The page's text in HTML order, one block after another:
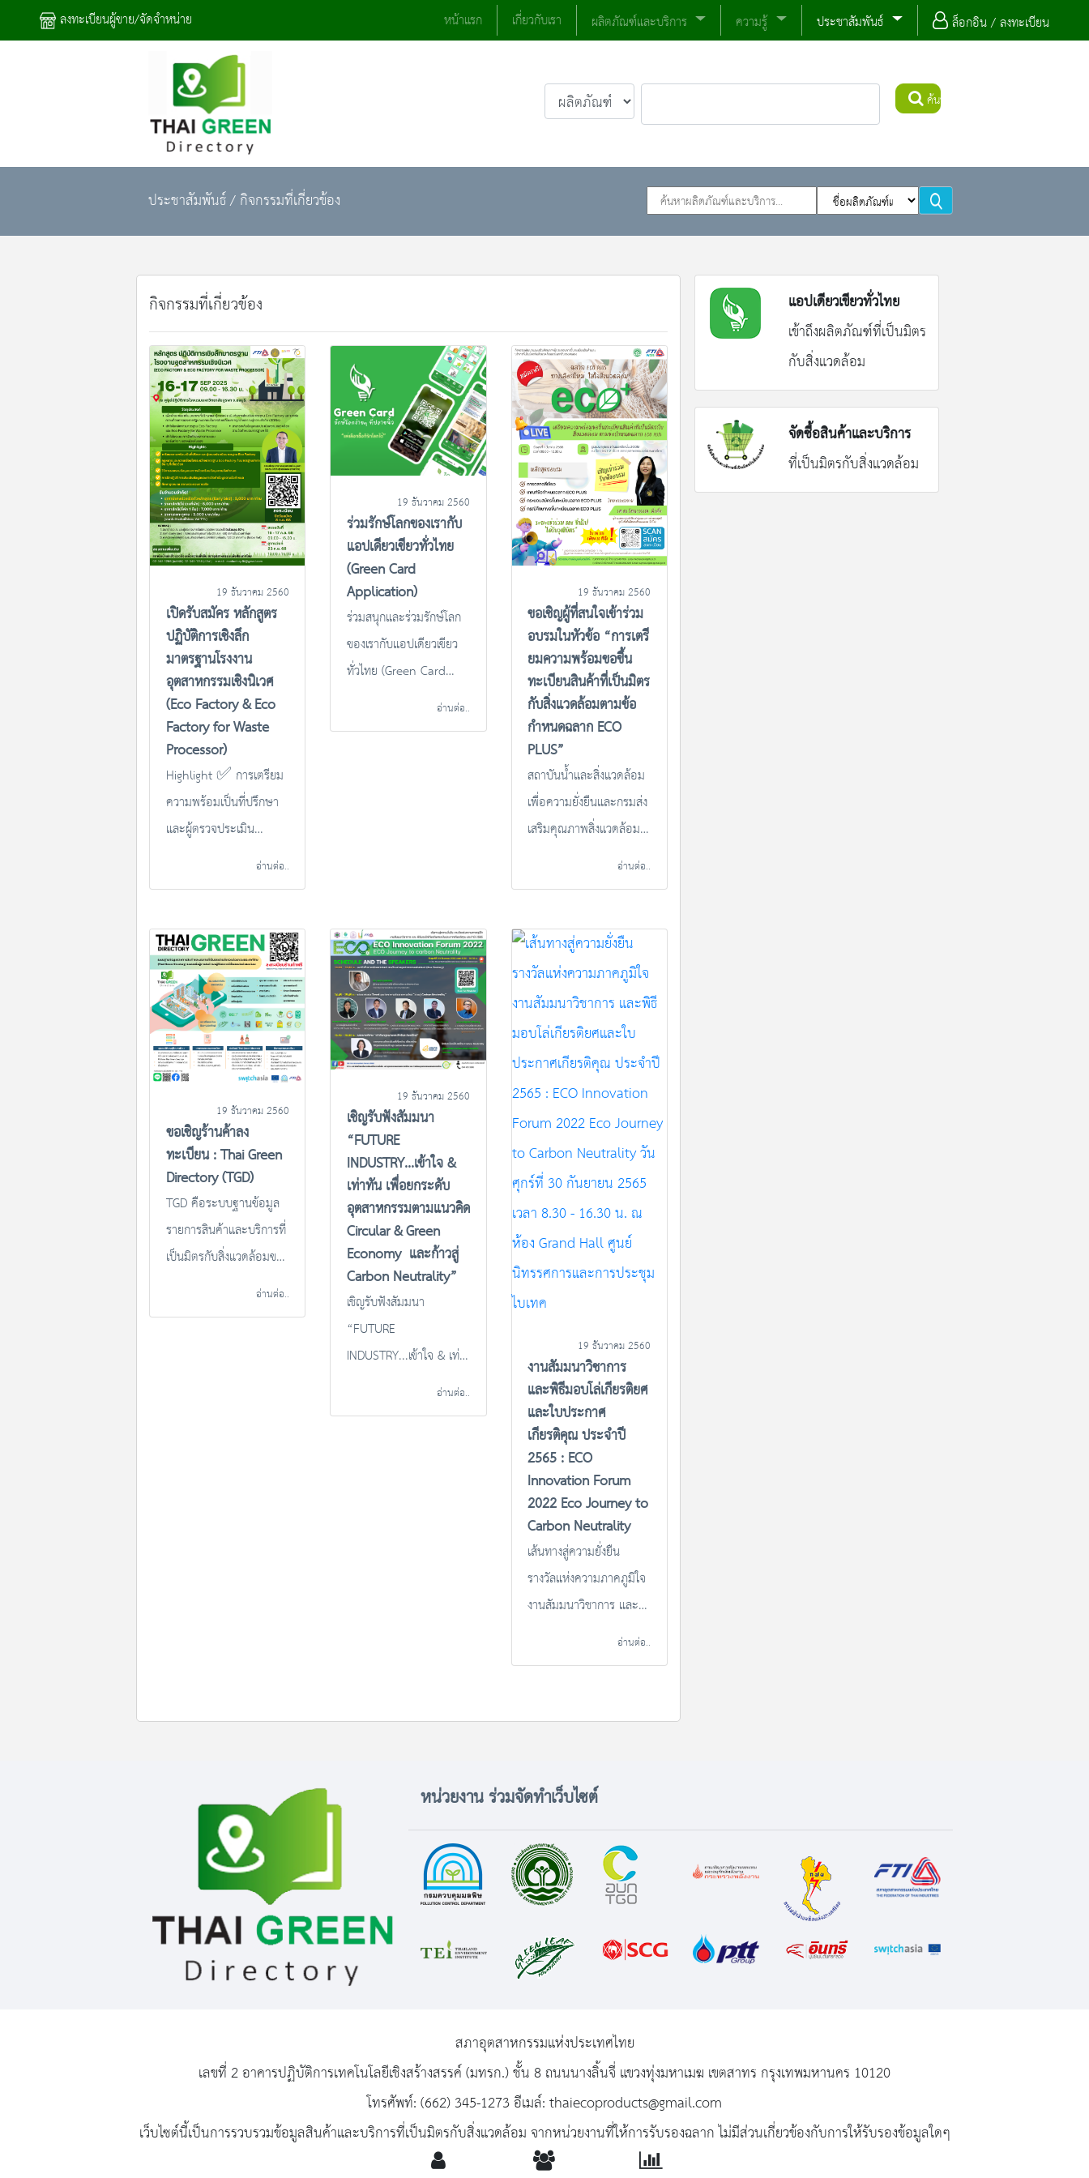
ลงทะเบียนผู้ขาย/จัดจำหน่าย หน้าแรก เกี่ยวกับเรา ผลิตภัณฑ์และบริการ ความรู้ ประชาสัมพันธ์ ล็อกอิน / ลงทะเบียน
ค้นหา
ประชาสัมพันธ์ / กิจกรรมที่เกี่ยวข้อง
กิจกรรมที่เกี่ยวข้อง
19 ธันวาคม 2560
เปิดรับสมัคร หลักสูตร
ปฏิบัติการเชิงลึก
มาตรฐานโรงงาน
อุตสาหกรรมเชิงนิเวศ
(Eco Factory & Eco
Factory for Waste
Processor)
Highlight ✅ การเตรียม
ความพร้อมเป็นที่ปรึกษา
และผู้ตรวจประเมิน
มาตรฐาน Eco Factory
✅ เรียนรู้กฎหมายและ
มาตรฐาน Eco Factory
กับมาตรฐานสากลอื่นๆ ที่
เกี่ยวข้อง ✅ วิธีการ
รวบรวมข้อมูลและการจัด
เตรียมข้อมูลตามข้อ
กำหนด ✅ การฝึกปฏิบัติ
จัดทำข้อมูลตามข้อกำหนด
✅ ศึกษาดูงาน ณ สถาน
ประกอบการจริง
อ่านต่อ..
19 ธันวาคม 2560
ร่วมรักษ์โลกของเรากับ
แอปเดียวเขียวทั่วไทย
(Green Card
Application)
ร่วมสนุกและร่วมรักษ์โลก
ของเรากับแอปเดียวเขียว
ทั่วไทย (Green Card
#Greencard #แอปเดียว
อ่านต่อ..
19 ธันวาคม 2560
ขอเชิญผู้ที่สนใจเข้าร่วม
อบรมในหัวข้อ “การเตรี
ยมความพร้อมขอขึ้น
ทะเบียนสินค้าที่เป็นมิตร
กับสิ่งแวดล้อมตามข้อ
กำหนดฉลาก ECO
PLUS”
สถาบันน้ำและสิ่งแวดล้อม
เพื่อความยั่งยืนและกรมส่ง
เสริมคุณภาพสิ่งแวดล้อม
โดยคณะทำงาน ECO
PLUS ขอเชิญผู้ที่สนใจเข้า
รียมความพร้อมขอขึ้น
ทะเบียนสินค้าที่เป็นมิตร
กับสิ่งแวดล้อมตามข้อ
PLUS” ในวันที่ 1 มีนาคม
2566 เวลา 08.00 -12.30
น. ณ ห้องประชุม GS1-2
ชั้น11 สภาอุตสาหกรรม
แห่งประเทศไทย และในรูป
แบบonline ผ่านโปรแกรม
Zoom
อ่านต่อ..
19 ธันวาคม 2560
ขอเชิญร้านค้าลง
ทะเบียน : Thai Green
Directory (TGD)
TGD คือระบบฐานข้อมูล
รายการสินค้าและบริการที่
เป็นมิตรกับสิ่งแวดล้อมของ
ประเทศไทย (Thai Green
Directory) และรายชื่อผู้
อ่านต่อ..
19 ธันวาคม 2560
เชิญรับฟังสัมมนา
“FUTURE
INDUSTRY...เข้าใจ &
เท่าทัน เพื่อยกระดับ
อุตสาหกรรมตามแนวคิด
Circular & Green
Economy และก้าวสู่
Carbon Neutrality”
เชิญรับฟังสัมมนา
“FUTURE
INDUSTRY...เข้าใจ & เท่า
อุตสาหกรรมตามแนวคิด
อ่านต่อ..
19 ธันวาคม 2560
งานสัมมนาวิชาการ
และพิธีมอบโล่เกียรติยศ
และใบประกาศ
เกียรติคุณ ประจำปี
2565 : ECO
Innovation Forum
2022 Eco Journey to
Carbon Neutrality
เส้นทางสู่ความยั่งยืน
รางวัลแห่งความภาคภูมิใจ
งานสัมมนาวิชาการ และ
พิธีมอบโล่เกียรติยศและใบ
ประกาศเกียรติคุณ ประจำ
ศุกร์ที่ 30 กันยายน 2565
ห้อง Grand Hall ศูนย์
นิทรรศการและการประชุม
ไบเทค
อ่านต่อ..
แอปเดียวเขียวทั่วไทย
เข้าถึงผลิตภัณฑ์ที่เป็นมิตร
กับสิ่งแวดล้อม
จัดซื้อสินค้าและบริการ
ที่เป็นมิตรกับสิ่งแวดล้อม
หน่วยงาน ร่วมจัดทำเว็บไซต์
สภาอุตสาหกรรมแห่งประเทศไทย
เลขที่ 2 อาคารปฏิบัติการเทคโนโลยีเชิงสร้างสรรค์ (มทรก.) ชั้น 8 ถนนนางลิ้นจี่ แขวงทุ่งมหาเมฆ เขตสาทร กรุงเทพมหานคร 10120
โทรศัพท์: (662) 345-1273 อีเมล์: thaiecoproducts@gmail.com
เว็บไซต์นี้เป็นการรวบรวมข้อมูลสินค้าและบริการที่เป็นมิตรกับสิ่งแวดล้อม จากหน่วยงานที่ให้การรับรองฉลาก ไม่มีส่วนเกี่ยวข้องกับการให้รับรองข้อมูลใดๆ